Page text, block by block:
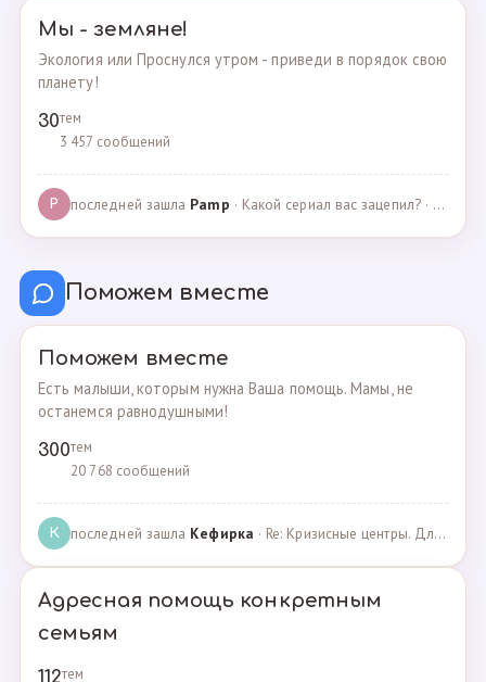
Мы - земляне!
Экология или Проснулся утром - приведи в порядок свою
планету!
30тем
3 457 сообщений
P последней зашла Pamp · Какой сериал вас зацепил? · 07.05.2025
Поможем вместе
Поможем вместе
Есть малыши, которым нужна Ваша помощь. Мамы, не
останемся равнодушными!
300тем
20 768 сообщений
К последней зашла Кефирка · Re: Кризисные центры. Для женщин, попавших в трудн… · 06.03.2022
Адресная помощь конкретным
семьям
112тем